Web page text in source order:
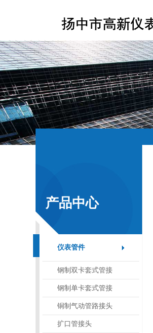
产品中心
仪表管件
钢制双卡套式管接
头
钢制单卡套式管接
头
铜制气动管路接头
扩口管接头